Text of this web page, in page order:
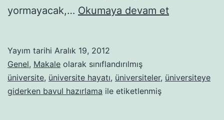
yormayacak,… Okumaya devam et
Yayım tarihi Aralık 19, 2012
Genel, Makale olarak sınıflandırılmış
üniversite, üniversite hayatı, üniversiteler, üniversiteye
giderken bavul hazırlama ile etiketlenmiş